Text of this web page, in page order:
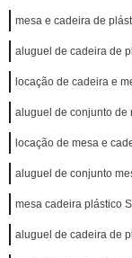
mesa e cadeira de
aluguel de cadeira de
locação de cadeira e
aluguel de conjunto de
locação de mesa e
aluguel de conjunto
mesa cadeira plástico
aluguel de cadeira de